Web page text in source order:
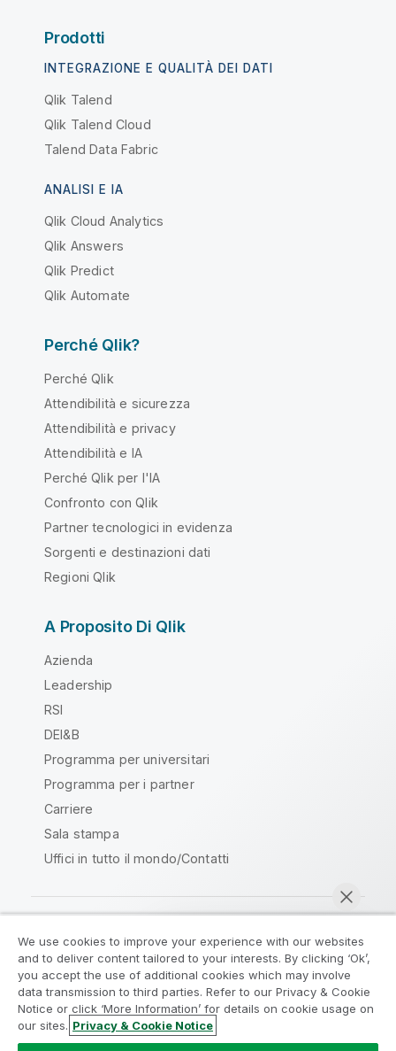
Prodotti
INTEGRAZIONE E QUALITÀ DEI DATI
Qlik Talend
Qlik Talend Cloud
Talend Data Fabric
ANALISI E IA
Qlik Cloud Analytics
Qlik Answers
Qlik Predict
Qlik Automate
Perché Qlik?
Perché Qlik
Attendibilità e sicurezza
Attendibilità e privacy
Attendibilità e IA
Perché Qlik per l'IA
Confronto con Qlik
Partner tecnologici in evidenza
Sorgenti e destinazioni dati
Regioni Qlik
A Proposito Di Qlik
Azienda
Leadership
RSI
DEI&B
Programma per universitari
Programma per i partner
Carriere
Sala stampa
Uffici in tutto il mondo/Contatti
Qlik Community
Contratti
Termini del prodotto
Legal Policies
Note Legali
Termini di utilizzo
Marchi Do Not Share My Info
We use cookies to improve your experience with our websites
and to deliver content tailored to your interests. By clicking ‘Ok’,
you accept the use of additional cookies which may involve
data transmission to third parties. Refer to our Privacy & Cookie
Notice or click ‘More Information’ for details on cookie usage on
our sites. Privacy & Cookie Notice